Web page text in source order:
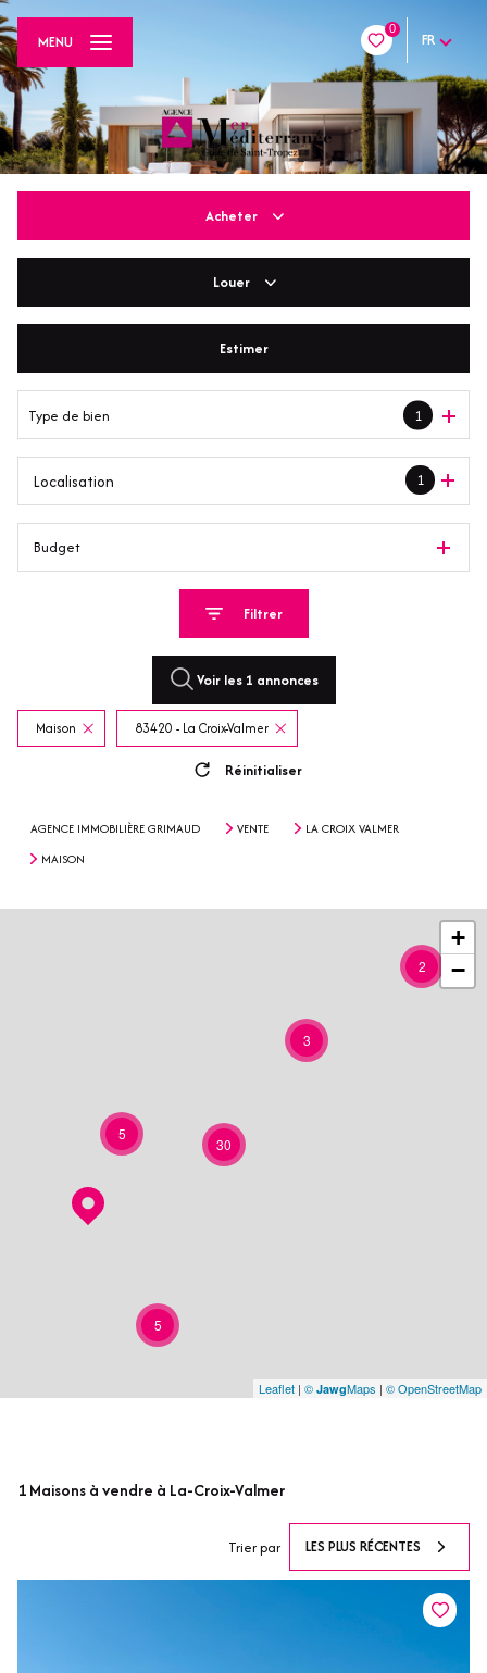
0
FR
MENU
Acheter
De l'immo pro
Louer
Estimer
Type de bien 1
1
Localisation
Budget
Filtrer
Voir les 1 annonces
Maison 83420 - La Croix-Valmer
Réinitialiser
AGENCE IMMOBILIÈRE GRIMAUD VENTE
LA CROIX VALMER
MAISON
2
5
3
5
30
+
−
Leaflet | © JawgMaps | © OpenStreetMap
1Maisons à vendre à La-Croix-Valmer
Trier par LES PLUS RÉCENTES